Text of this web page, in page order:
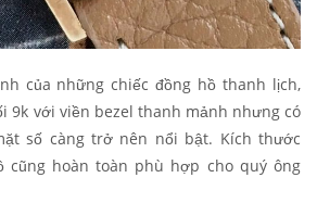
của những chiếc đồng hồ thanh lịch,
9k với viền bezel thanh mảnh nhưng có
số càng trở nên nổi bật. Kích thước
cũng hoàn toàn phù hợp cho quý ông